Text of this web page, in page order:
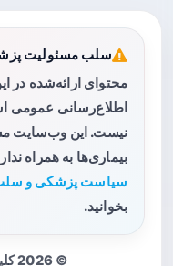
سلب مسئولیت
محتوای ارائه‌شده
اطلاع‌رسانی عمومی
نیست. این وب‌سایت
بیماری‌ها به همراه
سیاست پزشکی و
بخوانید.
© 2026 کلیه حقوق محفوظ است.